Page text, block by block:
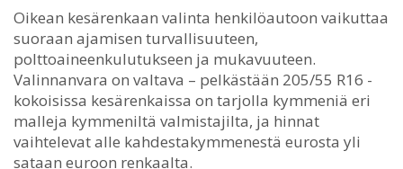
Oikean kesärenkaan valinta henkilöautoon vaikuttaa
suoraan ajamisen turvallisuuteen,
polttoaineenkulutukseen ja mukavuuteen.
Valinnanvara on valtava – pelkästään 205/55 R16 -
kokoisissa kesärenkaissa on tarjolla kymmeniä eri
malleja kymmeniltä valmistajilta, ja hinnat
vaihtelevat alle kahdestakymmenestä eurosta yli
sataan euroon renkaalta.